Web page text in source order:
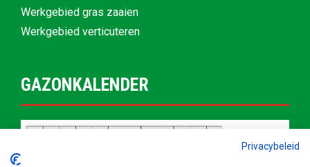
Werkgebied gras zaaien
Werkgebied verticuteren
GAZONKALENDER
Privacybeleid